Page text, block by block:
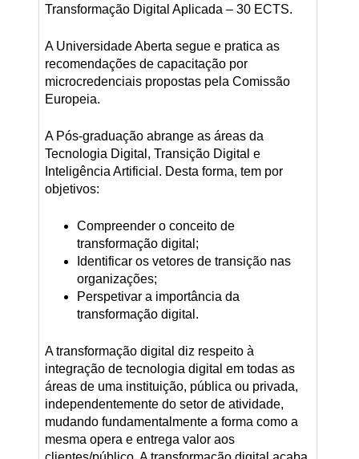
Transformação Digital Aplicada – 30 ECTS.
A Universidade Aberta segue e pratica as
recomendações de capacitação por
microcredenciais propostas pela Comissão
Europeia.
A Pós-graduação abrange as áreas da
Tecnologia Digital, Transição Digital e
Inteligência Artificial. Desta forma, tem por
objetivos:
Compreender o conceito de
transformação digital;
Identificar os vetores de transição nas
organizações;
Perspetivar a importância da
transformação digital.
A transformação digital diz respeito à
integração de tecnologia digital em todas as
áreas de uma instituição, pública ou privada,
independentemente do setor de atividade,
mudando fundamentalmente a forma como a
mesma opera e entrega valor aos